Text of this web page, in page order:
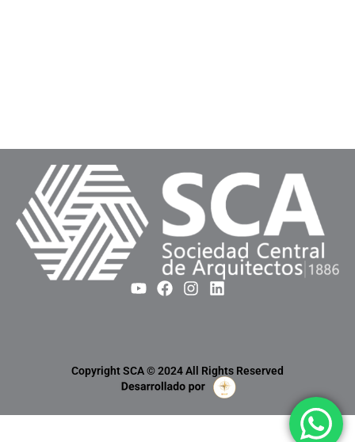
Copyright SCA © 2024 All Rights Reserved